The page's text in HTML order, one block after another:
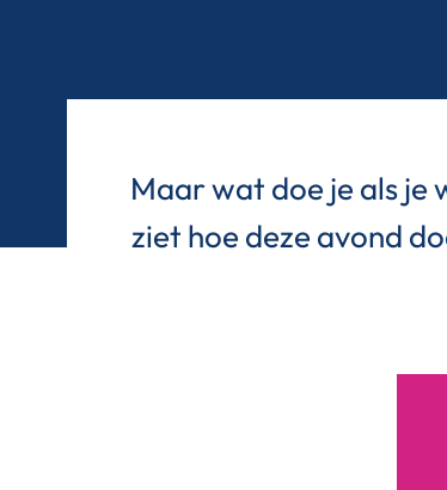
Maar wat doe je als je
ziet hoe deze avond